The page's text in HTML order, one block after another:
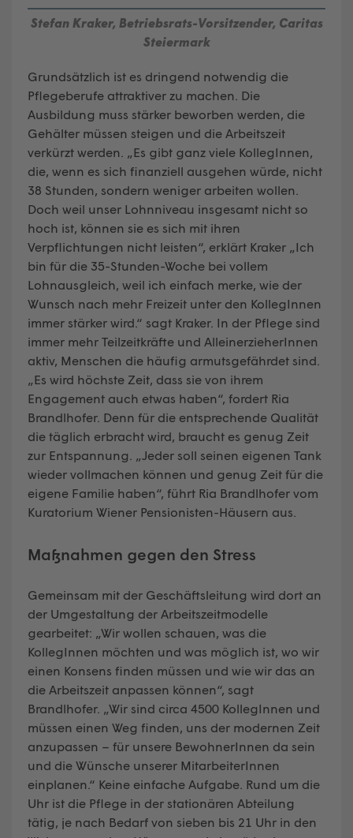
Stefan Kraker, Betriebsrats-Vorsitzender, Caritas
Steiermark
Grundsätzlich ist es dringend notwendig die
Pflegeberufe attraktiver zu machen. Die
Ausbildung muss stärker beworben werden, die
Gehälter müssen steigen und die Arbeitszeit
verkürzt werden. „Es gibt ganz viele KollegInnen,
die, wenn es sich finanziell ausgehen würde, nicht
38 Stunden, sondern weniger arbeiten wollen.
Doch weil unser Lohnniveau insgesamt nicht so
hoch ist, können sie es sich mit ihren
Verpflichtungen nicht leisten“, erklärt Kraker „Ich
bin für die 35-Stunden-Woche bei vollem
Lohnausgleich, weil ich einfach merke, wie der
Wunsch nach mehr Freizeit unter den KollegInnen
immer stärker wird.“ sagt Kraker. In der Pflege sind
immer mehr Teilzeitkräfte und AlleinerzieherInnen
aktiv, Menschen die häufig armutsgefährdet sind.
„Es wird höchste Zeit, dass sie von ihrem
Engagement auch etwas haben“, fordert Ria
Brandlhofer. Denn für die entsprechende Qualität
die täglich erbracht wird, braucht es genug Zeit
zur Entspannung. „Jeder soll seinen eigenen Tank
wieder vollmachen können und genug Zeit für die
eigene Familie haben“, führt Ria Brandlhofer vom
Kuratorium Wiener Pensionisten-Häusern aus.
Maßnahmen gegen den Stress
Gemeinsam mit der Geschäftsleitung wird dort an
der Umgestaltung der Arbeitszeitmodelle
gearbeitet: „Wir wollen schauen, was die
KollegInnen möchten und was möglich ist, wo wir
einen Konsens finden müssen und wie wir das an
die Arbeitszeit anpassen können“, sagt
Brandlhofer. „Wir sind circa 4500 KollegInnen und
müssen einen Weg finden, uns der modernen Zeit
anzupassen – für unsere BewohnerInnen da sein
und die Wünsche unserer MitarbeiterInnen
einplanen.“ Keine einfache Aufgabe. Rund um die
Uhr ist die Pflege in der stationären Abteilung
tätig, je nach Bedarf von sieben bis 21 Uhr in den